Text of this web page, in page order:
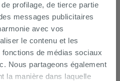
profilage, de tierce partie
messages publicitaires
avec vos
le contenu et les
de médias sociaux
Nous partageons également
la manière dans laquelle